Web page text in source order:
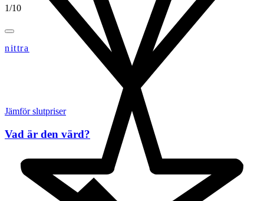
1/10
nittra
Jämför slutpriser
Vad är den värd?